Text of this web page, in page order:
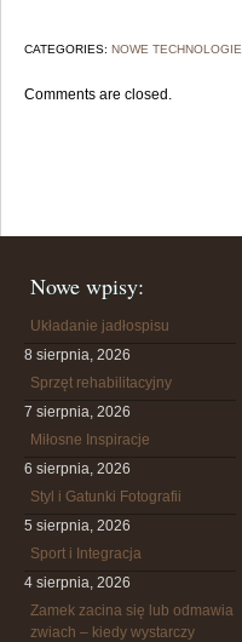
CATEGORIES: NOWE TECHNOLOGIE
Comments are closed.
Nowe wpisy:
Układanie jadłospisu
8 sierpnia, 2026
Sprzęt rehabilitacyjny
7 sierpnia, 2026
Miłosne Inspiracje
6 sierpnia, 2026
Styl i Gatunki Fotografii
5 sierpnia, 2026
Sport i Integracja
4 sierpnia, 2026
Zamek zacina się lub odmawia
zwiach – kiedy wystarczy